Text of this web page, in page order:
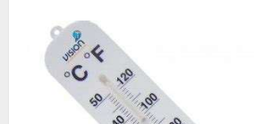
мире
и
его
невероятная
история